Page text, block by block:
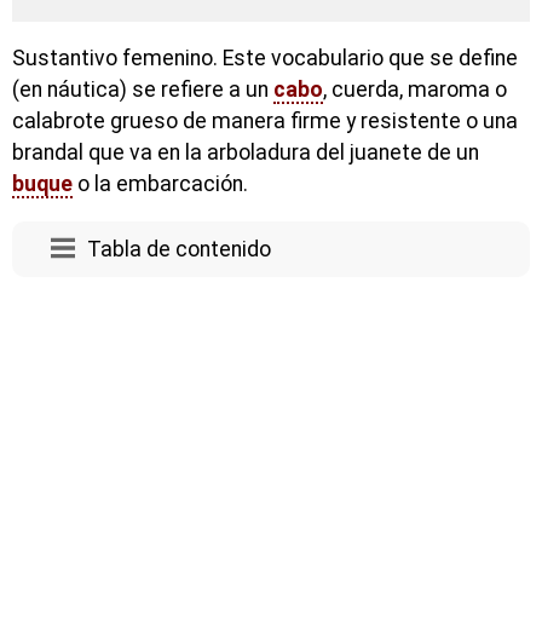
Sustantivo femenino. Este vocabulario que se define
(en náutica) se refiere a un cabo, cuerda, maroma o
calabrote grueso de manera firme y resistente o una
brandal que va en la arboladura del juanete de un
buque o la embarcación.
Tabla de contenido